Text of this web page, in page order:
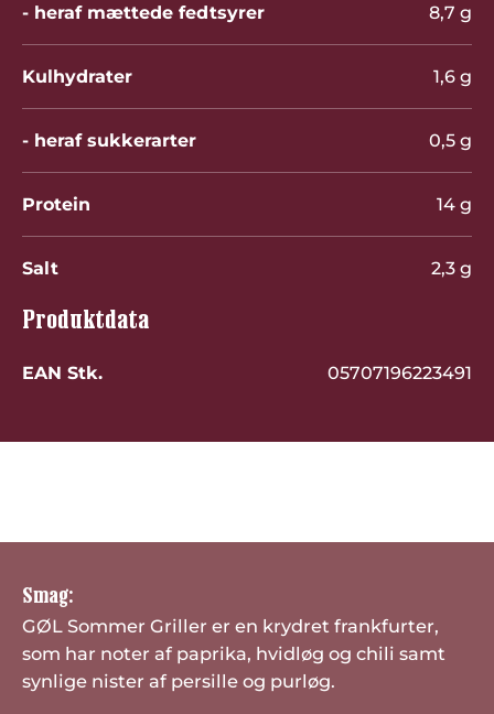
- heraf mættede fedtsyrer 8,7 g
Kulhydrater 1,6 g
- heraf sukkerarter 0,5 g
Protein 14 g
Salt 2,3 g
Produktdata
EAN Stk. 05707196223491
Smag:
GØL Sommer Griller er en krydret frankfurter,
som har noter af paprika, hvidløg og chili samt
synlige nister af persille og purløg.